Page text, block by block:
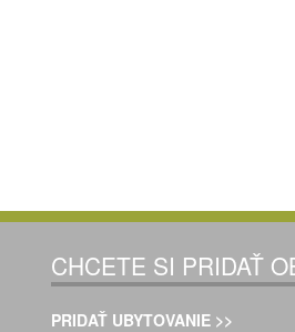
CHCETE SI PRIDAŤ
PRIDAŤ UBYTOVANIE >>